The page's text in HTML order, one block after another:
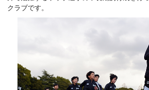
クラブです。